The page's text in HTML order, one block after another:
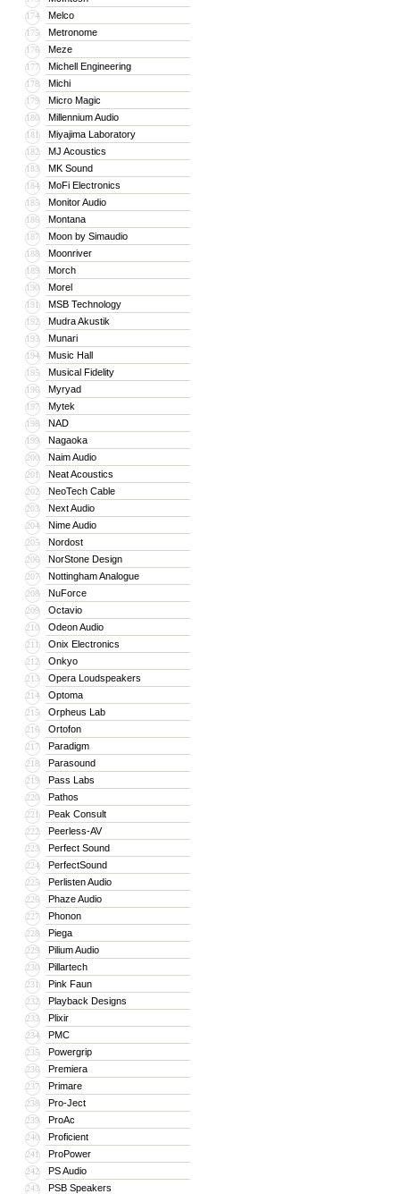
174 Melco
175 Metronome
176 Meze
177 Michell Engineering
178 Michi
179 Micro Magic
180 Millennium Audio
181 Miyajima Laboratory
182 MJ Acoustics
183 MK Sound
184 MoFi Electronics
185 Monitor Audio
186 Montana
187 Moon by Simaudio
188 Moonriver
189 Morch
190 Morel
191 MSB Technology
192 Mudra Akustik
193 Munari
194 Music Hall
195 Musical Fidelity
196 Myryad
197 Mytek
198 NAD
199 Nagaoka
200 Naim Audio
201 Neat Acoustics
202 NeoTech Cable
203 Next Audio
204 Nime Audio
205 Nordost
206 NorStone Design
207 Nottingham Analogue
208 NuForce
209 Octavio
210 Odeon Audio
211 Onix Electronics
212 Onkyo
213 Opera Loudspeakers
214 Optoma
215 Orpheus Lab
216 Ortofon
217 Paradigm
218 Parasound
219 Pass Labs
220 Pathos
221 Peak Consult
222 Peerless-AV
223 Perfect Sound
224 PerfectSound
225 Perlisten Audio
226 Phaze Audio
227 Phonon
228 Piega
229 Pilium Audio
230 Pillartech
231 Pink Faun
232 Playback Designs
233 Plixir
234 PMC
235 Powergrip
236 Premiera
237 Primare
238 Pro-Ject
239 ProAc
240 Proficient
241 ProPower
242 PS Audio
243 PSB Speakers